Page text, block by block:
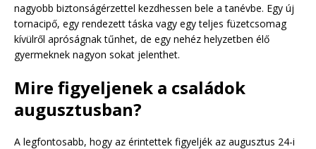
nagyobb biztonságérzettel kezdhessen bele a tanévbe. Egy új
tornacipő, egy rendezett táska vagy egy teljes füzetcsomag
kívülről apróságnak tűnhet, de egy nehéz helyzetben élő
gyermeknek nagyon sokat jelenthet.
Mire figyeljenek a családok
augusztusban?
A legfontosabb, hogy az érintettek figyeljék az augusztus 24-i